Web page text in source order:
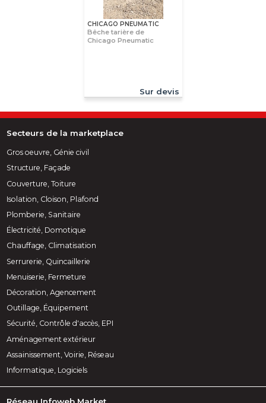
CHICAGO PNEUMATIC
Bêche tarière de
Chicago Pneumatic
Sur devis
Secteurs de la marketplace
Gros oeuvre, Génie civil
Structure, Façade
Couverture, Toiture
Isolation, Cloison, Plafond
Plomberie, Sanitaire
Électricité, Domotique
Chauffage, Climatisation
Serrurerie, Quincaillerie
Menuiserie, Fermeture
Décoration, Agencement
Outillage, Équipement
Sécurité, Contrôle d'accès, EPI
Aménagement extérieur
Assainissement, Voirie, Réseau
Informatique, Logiciels